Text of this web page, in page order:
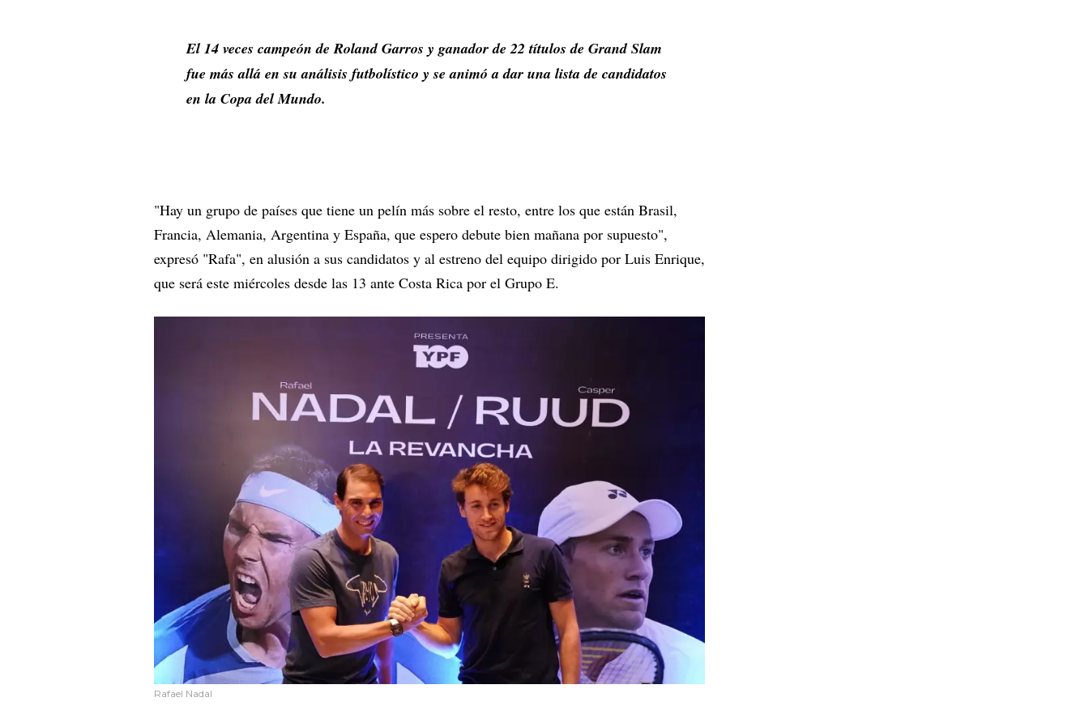
El 14 veces campeón de Roland Garros y ganador de 22 títulos de Grand Slam
fue más allá en su análisis futbolístico y se animó a dar una lista de candidatos
en la Copa del Mundo.
"Hay un grupo de países que tiene un pelín más sobre el resto, entre los que están Brasil,
Francia, Alemania, Argentina y España, que espero debute bien mañana por supuesto",
expresó "Rafa", en alusión a sus candidatos y al estreno del equipo dirigido por Luis Enrique,
que será este miércoles desde las 13 ante Costa Rica por el Grupo E.
Rafael Nadal